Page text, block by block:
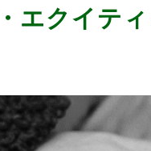
エクイテ